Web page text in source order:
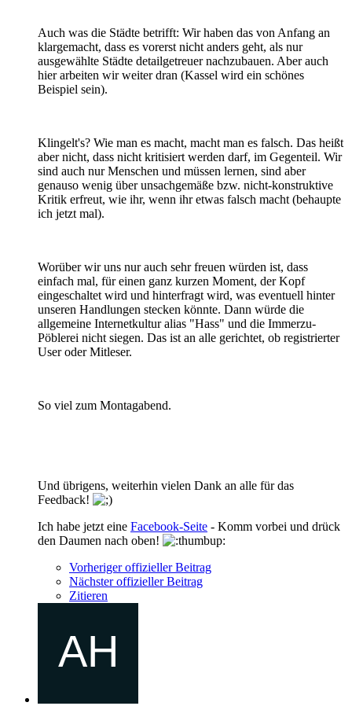
Auch was die Städte betrifft: Wir haben das von Anfang an
klargemacht, dass es vorerst nicht anders geht, als nur
ausgewählte Städte detailgetreuer nachzubauen. Aber auch
hier arbeiten wir weiter dran (Kassel wird ein schönes
Beispiel sein).
Klingelt's? Wie man es macht, macht man es falsch. Das heißt
aber nicht, dass nicht kritisiert werden darf, im Gegenteil. Wir
sind auch nur Menschen und müssen lernen, sind aber
genauso wenig über unsachgemäße bzw. nicht-konstruktive
Kritik erfreut, wie ihr, wenn ihr etwas falsch macht (behaupte
ich jetzt mal).
Worüber wir uns nur auch sehr freuen würden ist, dass
einfach mal, für einen ganz kurzen Moment, der Kopf
eingeschaltet wird und hinterfragt wird, was eventuell hinter
unseren Handlungen stecken könnte. Dann würde die
allgemeine Internetkultur alias "Hass" und die Immerzu-
Pöblerei nicht siegen. Das ist an alle gerichtet, ob registrierter
User oder Mitleser.
So viel zum Montagabend.
Und übrigens, weiterhin vielen Dank an alle für das
Feedback!
Ich habe jetzt eine Facebook-Seite - Komm vorbei und drück
den Daumen nach oben!
Vorheriger offizieller Beitrag
Nächster offizieller Beitrag
Zitieren